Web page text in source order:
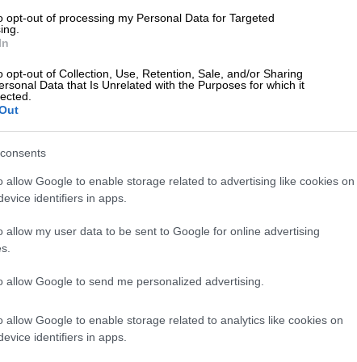
opt-out of processing my Personal Data for Targeted
opt-out of Collection, Use, Retention, Sale, and/or Sharing
Data that Is Unrelated with the Purposes for which it
allow Google to enable storage related to advertising like cookies on
identifiers in apps.
allow my user data to be sent to Google for online advertising
allow Google to send me personalized advertising.
allow Google to enable storage related to analytics like cookies on
identifiers in apps.
της παραλίας, ηΣοφία Κασπίρη
και με τριετή εμπειρία στη
στη θάλασσα και
μόνοι τους στην ακτή
να αντιμετωπίσει όχι μόνο το κύμα
που κινδύνευαν.